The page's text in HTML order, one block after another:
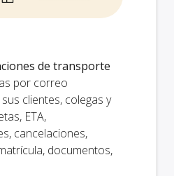
de transporte
por correo
clientes, colegas y
ETA,
cancelaciones,
documentos,